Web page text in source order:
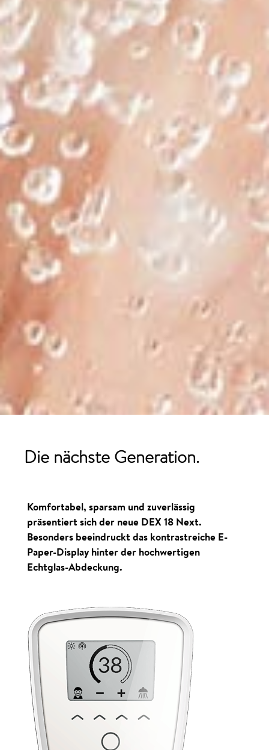
Die nächste Generation.
Komfortabel, sparsam und zuverlässig
präsentiert sich der neue DEX 18 Next.
Besonders beeindruckt das kontrast­reiche E-
Paper-Display hinter der hochwertigen
Echtglas-Abdeckung.